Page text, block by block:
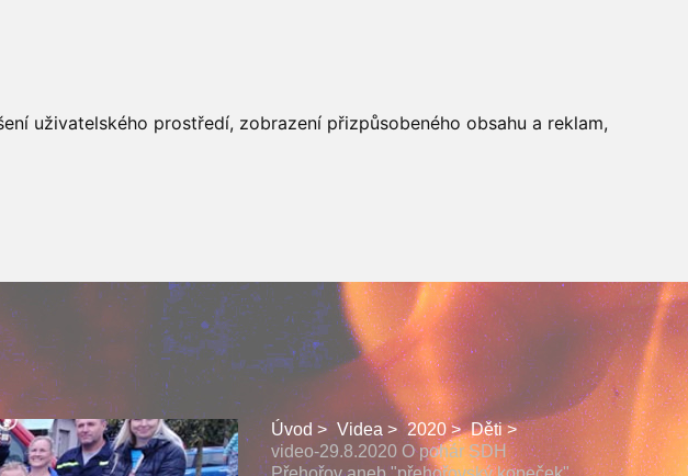
uživatelského prostředí, zobrazení přizpůsobeného obsahu a reklam,
Úvod Videa 2020
Děti
video-29.8.2020 O pohár SDH